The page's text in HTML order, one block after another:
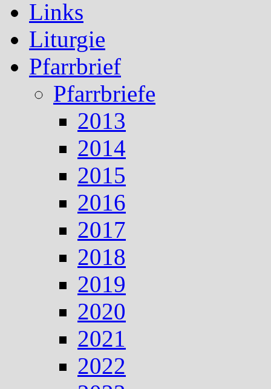
Links
Liturgie
Pfarrbrief
Pfarrbriefe
2013
2014
2015
2016
2017
2018
2019
2020
2021
2022